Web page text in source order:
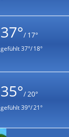
37°/ 17°
gefühlt37°/ 18°
35°/ 20°
gefühlt39°/ 21°